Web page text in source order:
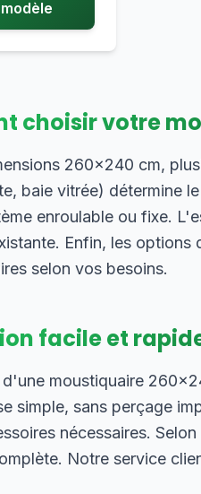
modèle
choisir votre
260×240 cm,
baie vitrée) détermine
enroulable ou fixe.
Enfin, les
selon vos besoins.
facile et
moustiquaire
simple, sans perçage
nécessaires.
Notre service